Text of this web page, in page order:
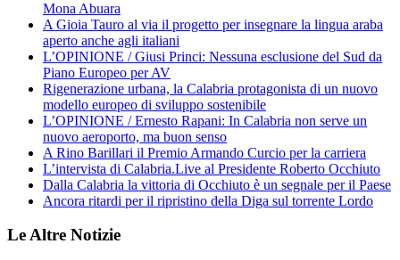
Mona Abuara
A Gioia Tauro al via il progetto per insegnare la lingua araba
aperto anche agli italiani
L’OPINIONE / Giusi Princi: Nessuna esclusione del Sud da
Piano Europeo per AV
Rigenerazione urbana, la Calabria protagonista di un nuovo
modello europeo di sviluppo sostenibile
L’OPINIONE / Ernesto Rapani: In Calabria non serve un
nuovo aeroporto, ma buon senso
A Rino Barillari il Premio Armando Curcio per la carriera
L’intervista di Calabria.Live al Presidente Roberto Occhiuto
Dalla Calabria la vittoria di Occhiuto è un segnale per il Paese
Ancora ritardi per il ripristino della Diga sul torrente Lordo
Le Altre Notizie